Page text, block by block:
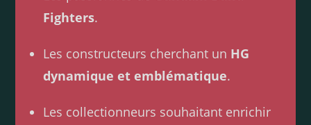
Fighters.
Les constructeurs cherchant un HG
dynamique et emblématique.
Les collectionneurs souhaitant enrichir